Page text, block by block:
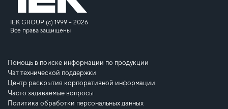
IEK GROUP (c) 1999 – 2026
Все права защищены
Помощь в поиске информации по продукции
Чат технической поддержки
Центр раскрытия корпоративной информации
Часто задаваемые вопросы
Политика обработки персональных данных